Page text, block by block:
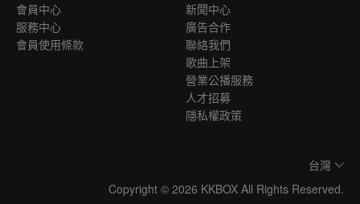
會員中心
服務中心
會員使用條款
新聞中心
廣告合作
聯絡我們
歌曲上架
營業公播服務
人才招募
隱私權政策
台灣
Copyright © 2026 KKBOX All Rights Reserved.